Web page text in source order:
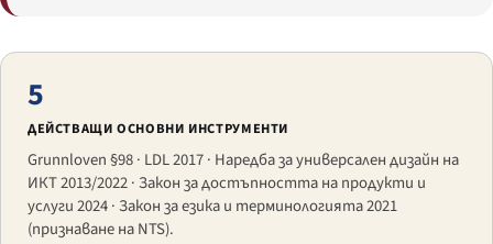
5
ДЕЙСТВАЩИ ОСНОВНИ ИНСТРУМЕНТИ
Grunnloven §98 · LDL 2017 · Наредба за универсален дизайн на
ИКТ 2013/2022 · Закон за достъпността на продукти и
услуги 2024 · Закон за езика и терминологията 2021
(признаване на NTS).